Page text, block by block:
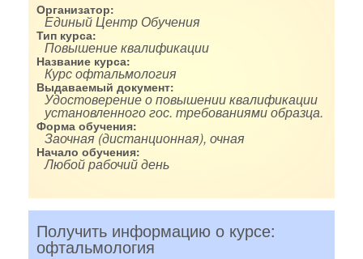
Организатор:
Единый Центр Обучения
Тип курса:
Повышение квалификации
Название курса:
Курс офтальмология
Выдаваемый документ:
Удостоверение о повышении квалификации
установленного гос. требованиями образца.
Форма обучения:
Заочная (дистанционная), очная
Начало обучения:
Любой рабочий день
Получить информацию о курсе:
офтальмология